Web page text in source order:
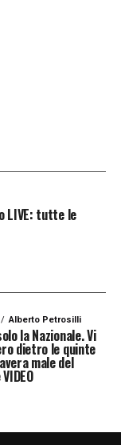
LIVE: tutte le
Alberto Petrosilli
la Nazionale. Vi
dietro le quinte
male del